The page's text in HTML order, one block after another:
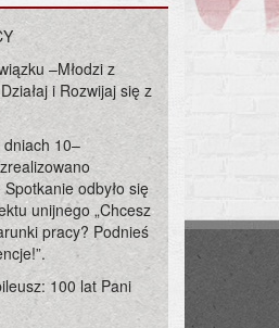
–Młodzi z
i Rozwijaj się z
10–
odbyło się
unijnego „Chcesz
pracy? Podnieś
100 lat Pani